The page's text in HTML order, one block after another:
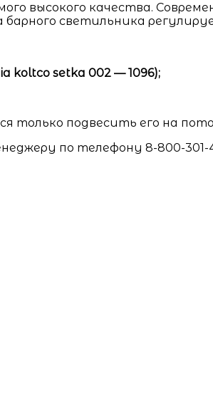
высокого качества.
светильника
setka 002 — 1096);
только подвесить его на
по телефону 8-800-301-